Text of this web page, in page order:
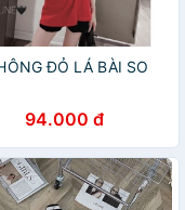
ĐỎ LÁ BÀI SO
94.000 đ